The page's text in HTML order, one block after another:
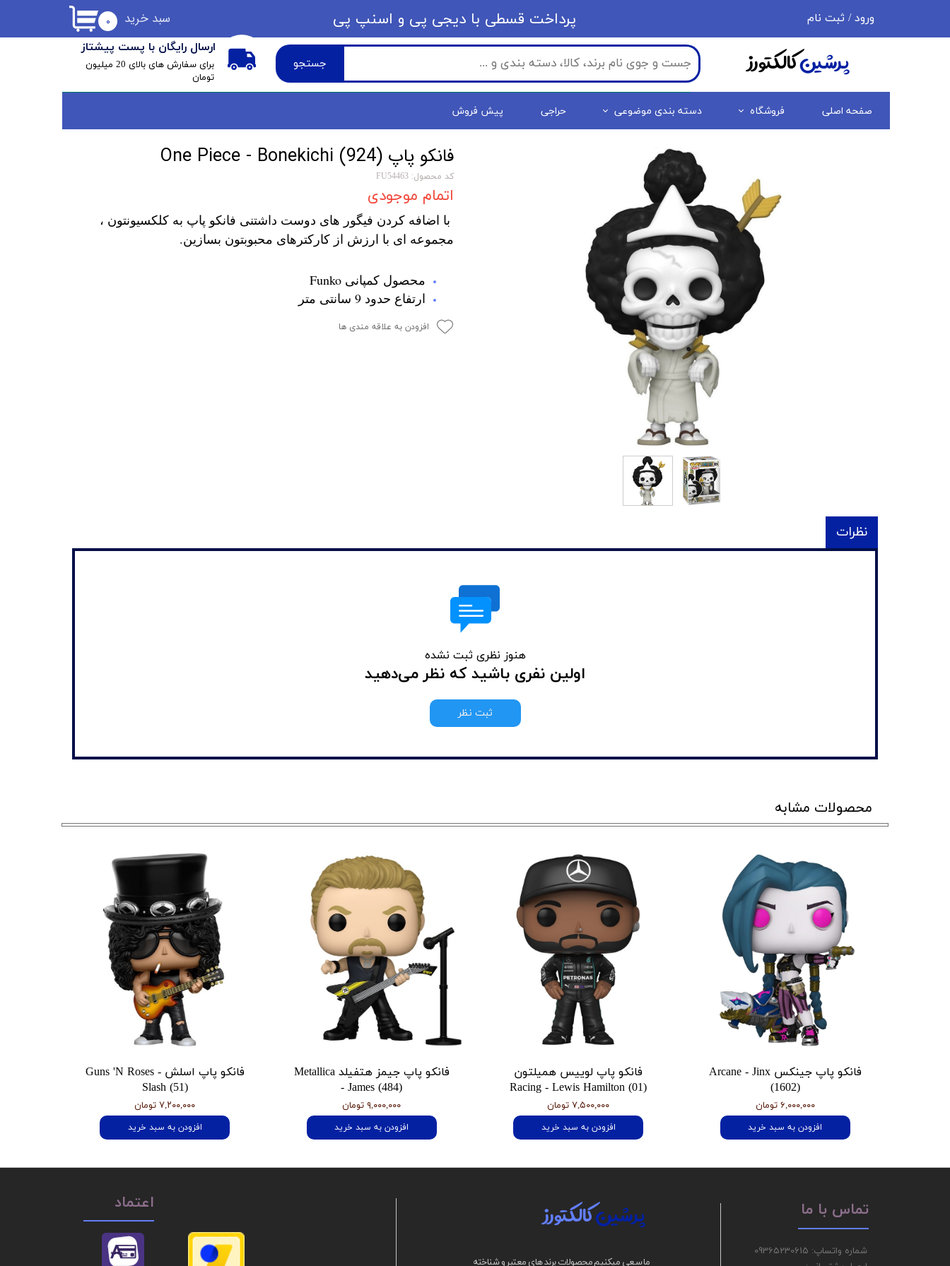
جستجو
ارسال رایگان با پست پیشتاز
​برای سفارش های بالای 20 میلیون
تومان
۰ سبد خرید ورود / ثبت نام
حساب کاربری من
تغییر گذر واژه
سفارشات
خروج از حساب کاربری
​​پرداخت قسطی با دیجی پی ​​​​​​​و اسنپ پی
صفحه اصلی فروشگاه دسته بندی موضوعی حراجی پیش فروش
پرشینکالکتورز
فانکو پاپ One Piece - Bonekichi (924)
کد محصول: FU54463
اتمام موجودی
با اضافه کردن فیگور های دوست داشتنی فانکو پاپ به کلکسیونتون ،
مجموعه ای با ارزش از کارکترهای محبوبتون بسازین.
محصول کمپانی Funko
ارتفاع حدود 9 سانتی متر
افزودن به علاقه مندی ها
نظرات
هنوز نظری ثبت نشده
اولین نفری باشید که نظر می‌دهید
ثبت نظر
محصولات مشابه
فانکو پاپ جینکس Arcane - Jinx
(1602)
۶,۰۰۰,۰۰۰ تومان
افزودن به سبد خرید
فانکو پاپ لوییس همیلتون
Racing - Lewis Hamilton (01)
۷,۵۰۰,۰۰۰ تومان
افزودن به سبد خرید
فانکو پاپ جیمز هتفیلد Metallica
- James (484)
۹,۰۰۰,۰۰۰ تومان
افزودن به سبد خرید
فانکو پاپ اسلش Guns 'N Roses -
Slash (51)
۷,۲۰۰,۰۰۰ تومان
افزودن به سبد خرید
ما سعی میکنیم محصولات برند های معتبر و شناخته
پرشینکالکتورز
شماره واتساپ: 09365230615
تماس با ما اعتماد